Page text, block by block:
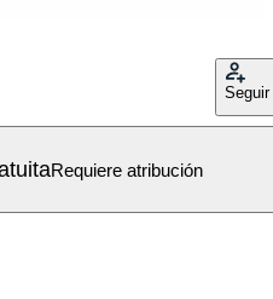
Seguir
Requiere atribución